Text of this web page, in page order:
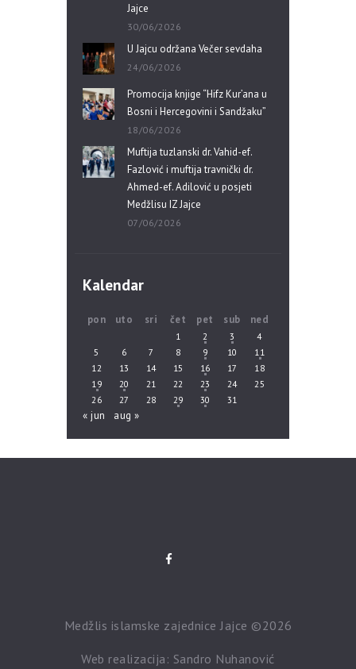
Jajce
30/06/2026
U Jajcu održana Večer sevdaha
24/06/2026
Promocija knjige “Hifz Kur’ana u
Bosni i Hercegovini i Sandžaku”
18/06/2026
Muftija tuzlanski dr. Vahid-ef.
Fazlović i muftija travnički dr.
Ahmed-ef. Adilović u posjeti
Medžlisu IZ Jajce
07/06/2026
Kalendar
pon uto sri čet pet sub ned
1 2 3
4
5
6 7 8 9 10
11
12
13 14 15 16 17
18
19
20 21 22 23 24
25
26
27 28 29 30 31
« jun aug »
Medžlis islamske zajednice Jajce ©2026
Web realizacija: Sandro Nuhanović